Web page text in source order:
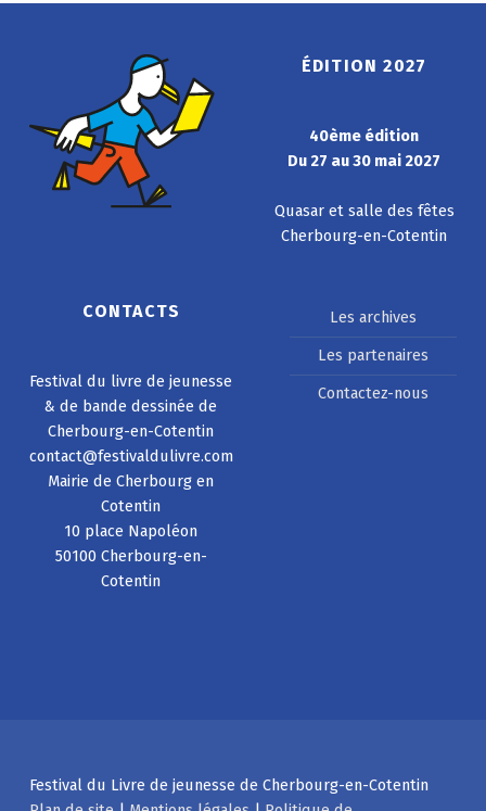
ÉDITION 2027
40ème édition
Du 27 au 30 mai 2027
Quasar et salle des fêtes
Cherbourg-en-Cotentin
CONTACTS
Festival du livre de jeunesse
& de bande dessinée de
Cherbourg-en-Cotentin
contact@festivaldulivre.com
Mairie de Cherbourg en
Cotentin
10 place Napoléon
50100 Cherbourg-en-
Cotentin
Les archives
Les partenaires
Contactez-nous
Festival du Livre de jeunesse de Cherbourg-en-Cotentin